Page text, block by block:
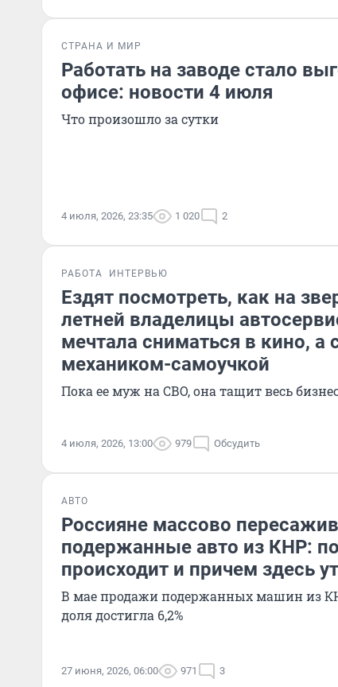
СТРАНА И МИР
Работать на заводе стало
офисе: новости 4 июля
Что произошло за сутки
4 июля, 2026, 23:35 1 020 2
РАБОТА ИНТЕРВЬЮ
Ездят посмотреть, как на
летней владелицы
мечтала сниматься в кино, а
механиком-самоучкой
Пока ее муж на СВО, она тащит весь
4 июля, 2026, 13:00 979 Обсудить
АВТО
Россияне массово
подержанные авто из КНР:
происходит и причем здесь
В мае продажи подержанных машин из
доля достигла 6,2%
27 июня, 2026, 06:00 971 3